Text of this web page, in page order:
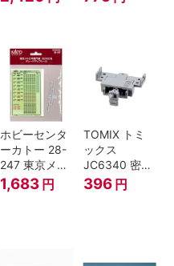
トグレー) 2枚
ホビーセンタ
ーカトー 28-
247 東京メト
ロ半蔵門線
18000系グレ
1,683 円
TOMIX トミ
ックス
JC6340 密連
形TNカプラー
(SP・グレ
396 円